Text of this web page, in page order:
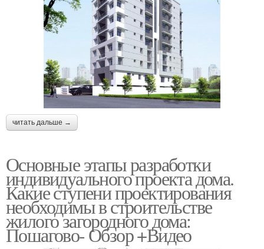
читать дальше →
Основные этапы разработки
индивидуального проекта дома.
Какие ступени проектирования
необходимы в строительстве
жилого загородного дома:
Пошагово- Обзор +Видео